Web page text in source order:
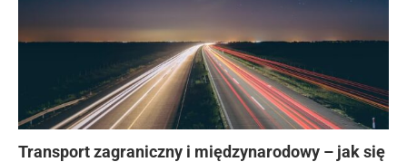
Transport zagraniczny i międzynarodowy – jak się